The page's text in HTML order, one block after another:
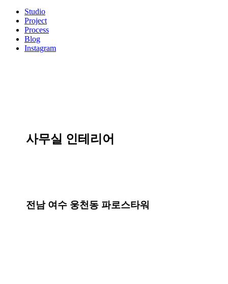
Menu
Studio
Project
Process
Blog
Instagram
사무실 인테리어
전남 여수 웅천동 파로스타워